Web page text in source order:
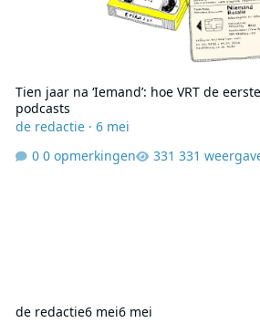
Tien jaar na ‘Iemand’: hoe VRT de
podcasts
de redactie· 6 mei
0 opmerkingen
331
de redactie6 mei6 mei